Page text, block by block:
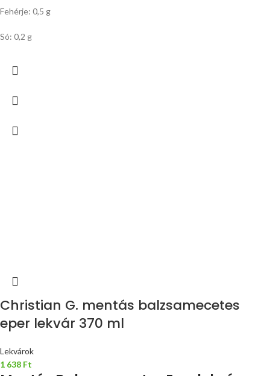
Fehérje: 0,5 g
Só: 0,2 g
Christian G. mentás balzsamecetes
eper lekvár 370 ml
Lekvárok
1 638 Ft